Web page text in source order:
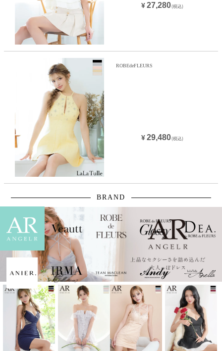
¥27,280(税込)
ROBEdeFLEURS
¥29,480(税込)
BRAND